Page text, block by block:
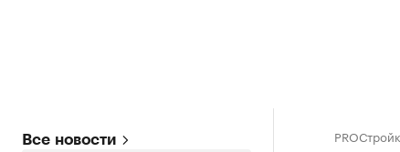
Все новости